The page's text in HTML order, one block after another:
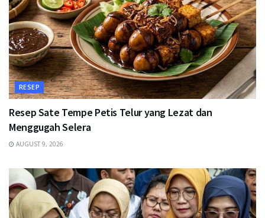
RESEP
Resep Sate Tempe Petis Telur yang Lezat dan
Menggugah Selera
AUGUST 9, 2026